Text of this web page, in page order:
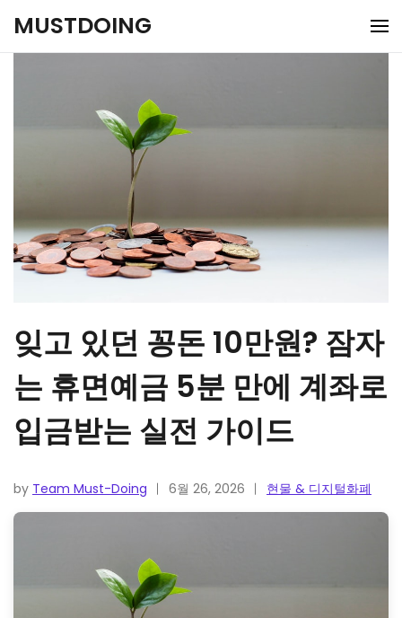
MUSTDOING
잊고 있던 꽁돈 10만원? 잠자
는 휴면예금 5분 만에 계좌로
입금받는 실전 가이드
by Team Must-Doing 6월 26, 2026 현물 & 디지털화폐